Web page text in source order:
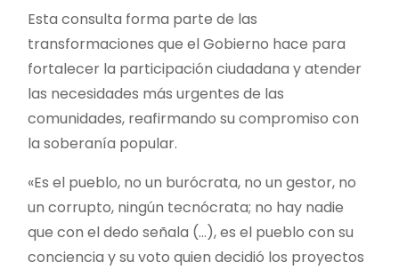
Esta consulta forma parte de las
transformaciones que el Gobierno hace para
fortalecer la participación ciudadana y atender
las necesidades más urgentes de las
comunidades, reafirmando su compromiso con
la soberanía popular.
«Es el pueblo, no un burócrata, no un gestor, no
un corrupto, ningún tecnócrata; no hay nadie
que con el dedo señala (…), es el pueblo con su
conciencia y su voto quien decidió los proyectos